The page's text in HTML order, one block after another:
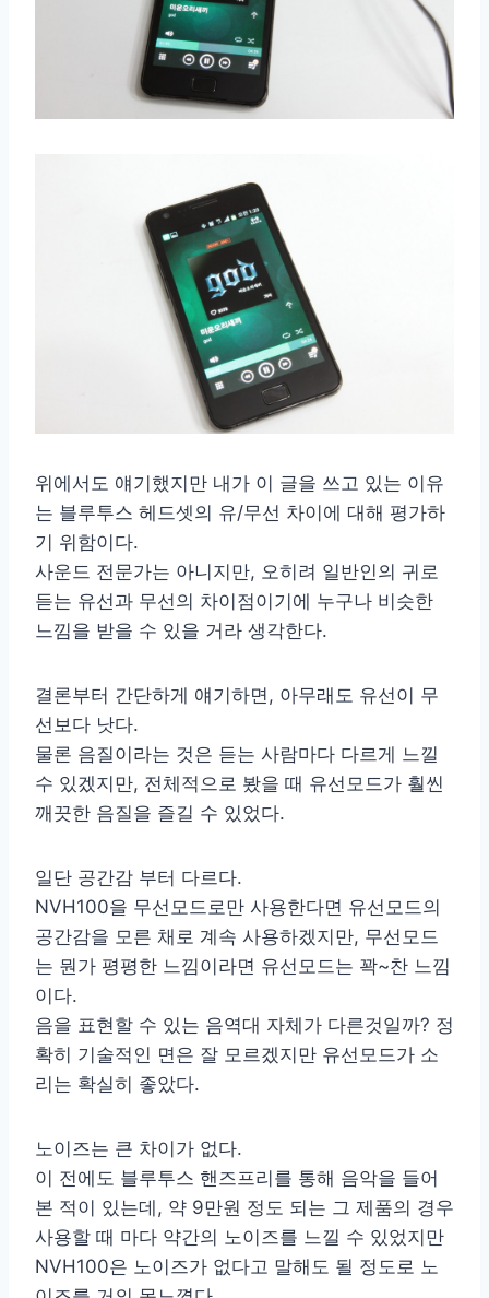
위에서도 얘기했지만 내가 이 글을 쓰고 있는 이유
는 블루투스 헤드셋의 유/무선 차이에 대해 평가하
기 위함이다.
사운드 전문가는 아니지만, 오히려 일반인의 귀로
듣는 유선과 무선의 차이점이기에 누구나 비슷한
느낌을 받을 수 있을 거라 생각한다.
결론부터 간단하게 얘기하면, 아무래도 유선이 무
선보다 낫다.
물론 음질이라는 것은 듣는 사람마다 다르게 느낄
수 있겠지만, 전체적으로 봤을 때 유선모드가 훨씬
깨끗한 음질을 즐길 수 있었다.
일단 공간감 부터 다르다.
NVH100을 무선모드로만 사용한다면 유선모드의
공간감을 모른 채로 계속 사용하겠지만, 무선모드
는 뭔가 평평한 느낌이라면 유선모드는 꽉~찬 느낌
이다.
음을 표현할 수 있는 음역대 자체가 다른것일까? 정
확히 기술적인 면은 잘 모르겠지만 유선모드가 소
리는 확실히 좋았다.
노이즈는 큰 차이가 없다.
이 전에도 블루투스 핸즈프리를 통해 음악을 들어
본 적이 있는데, 약 9만원 정도 되는 그 제품의 경우
사용할 때 마다 약간의 노이즈를 느낄 수 있었지만
NVH100은 노이즈가 없다고 말해도 될 정도로 노